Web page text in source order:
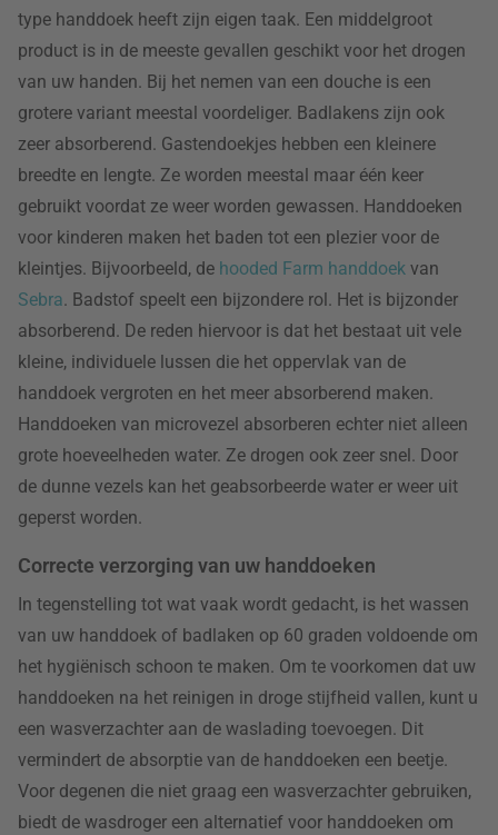
type handdoek heeft zijn eigen taak. Een middelgroot
product is in de meeste gevallen geschikt voor het drogen
van uw handen. Bij het nemen van een douche is een
grotere variant meestal voordeliger. Badlakens zijn ook
zeer absorberend. Gastendoekjes hebben een kleinere
breedte en lengte. Ze worden meestal maar één keer
gebruikt voordat ze weer worden gewassen. Handdoeken
voor kinderen maken het baden tot een plezier voor de
kleintjes. Bijvoorbeeld, de hooded Farm handdoek van
Sebra. Badstof speelt een bijzondere rol. Het is bijzonder
absorberend. De reden hiervoor is dat het bestaat uit vele
kleine, individuele lussen die het oppervlak van de
handdoek vergroten en het meer absorberend maken.
Handdoeken van microvezel absorberen echter niet alleen
grote hoeveelheden water. Ze drogen ook zeer snel. Door
de dunne vezels kan het geabsorbeerde water er weer uit
geperst worden.
Correcte verzorging van uw handdoeken
In tegenstelling tot wat vaak wordt gedacht, is het wassen
van uw handdoek of badlaken op 60 graden voldoende om
het hygiënisch schoon te maken. Om te voorkomen dat uw
handdoeken na het reinigen in droge stijfheid vallen, kunt u
een wasverzachter aan de waslading toevoegen. Dit
vermindert de absorptie van de handdoeken een beetje.
Voor degenen die niet graag een wasverzachter gebruiken,
biedt de wasdroger een alternatief voor handdoeken om